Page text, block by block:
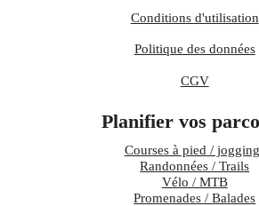
Conditions d'utilisation
Politique des données
CGV
Planifier vos
Courses à pied /
Randonnées / Trails
Vélo / MTB
Promenades / Balades